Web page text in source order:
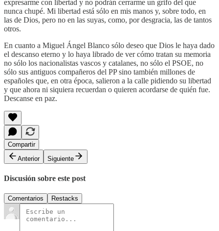
expresarme con libertad y no podrán cerrarme un grifo del que
nunca chupé. Mi libertad está sólo en mis manos y, sobre todo, en
las de Dios, pero no en las suyas, como, por desgracia, las de tantos
otros.
En cuanto a Miguel Ángel Blanco sólo deseo que Dios le haya dado
el descanso eterno y lo haya librado de ver cómo tratan su memoria
no sólo los nacionalistas vascos y catalanes, no sólo el PSOE, no
sólo sus antiguos compañeros del PP sino también millones de
españoles que, en otra época, salieron a la calle pidiendo su libertad
y que ahora ni siquiera recuerdan o quieren acordarse de quién fue.
Descanse en paz.
Compartir
Anterior
Siguiente
Discusión sobre este post
Comentarios Restacks